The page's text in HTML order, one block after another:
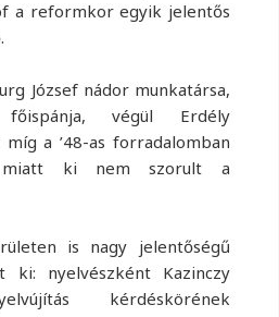
a reformkor egyik jelentős
József nádor munkatársa,
végül Erdély
a ’48-as forradalomban
miatt ki nem szorult a
is nagy jelentőségű
ki: nyelvészként Kazinczy
kérdéskörének